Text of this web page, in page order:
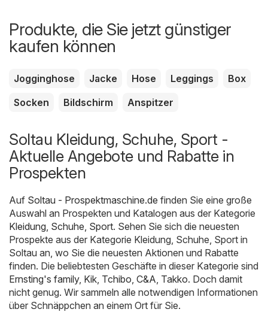
Produkte, die Sie jetzt günstiger
kaufen können
Jogginghose Jacke Hose Leggings
Box
Socken
Bildschirm Anspitzer
Soltau Kleidung, Schuhe, Sport -
Aktuelle Angebote und Rabatte in
Prospekten
Auf Soltau - Prospektmaschine.de finden Sie eine große
Auswahl an Prospekten und Katalogen aus der Kategorie
Kleidung, Schuhe, Sport. Sehen Sie sich die neuesten
Prospekte aus der Kategorie Kleidung, Schuhe, Sport in
Soltau an, wo Sie die neuesten Aktionen und Rabatte
finden. Die beliebtesten Geschäfte in dieser Kategorie sind
Ernsting's family, Kik Tchibo C&A Takko. Doch damit
nicht genug. Wir sammeln alle notwendigen Informationen
über Schnäppchen an einem Ort für Sie.